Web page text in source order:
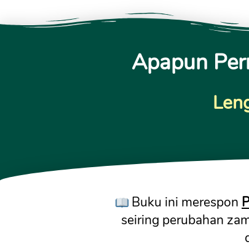
Apapun
Buku ini merespon
seiring perubahan